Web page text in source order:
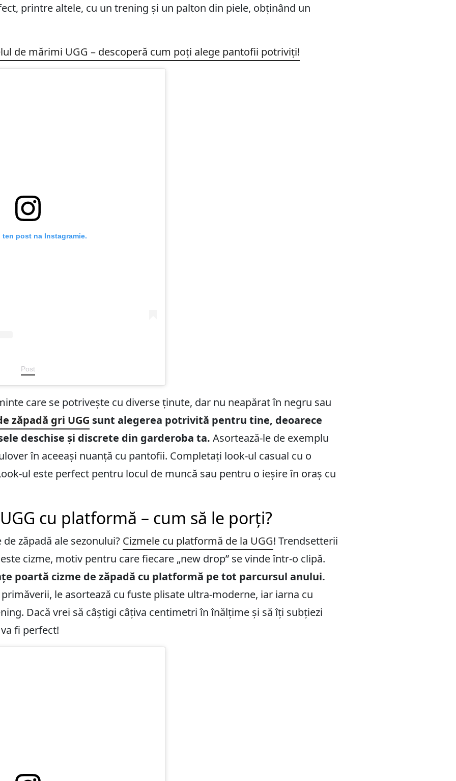
printre altele, cu un trening și un palton din piele, obținând un
de mărimi UGG – descoperă cum poți alege pantofii potriviți!
ten post na Instagramie.
Post
care se potrivește cu diverse ținute, dar nu neapărat în negru sau
zăpadă gri UGG sunt alegerea potrivită pentru tine, deoarece
deschise și discrete din garderoba ta. Asortează-le de exemplu
în aceeași nuanță cu pantofii. Completați look-ul casual cu o
ul este perfect pentru locul de muncă sau pentru o ieșire în oraș cu
cu platformă – cum să le porți?
zăpadă ale sezonului? Cizmele cu platformă de la UGG! Trendsetterii
cizme, motiv pentru care fiecare „new drop” se vinde într-o clipă.
poartă cizme de zăpadă cu platformă pe tot parcursul anului.
le asortează cu fuste plisate ultra-moderne, iar iarna cu
Dacă vrei să câștigi câțiva centimetri în înălțime și să îți subțiezi
fi perfect!